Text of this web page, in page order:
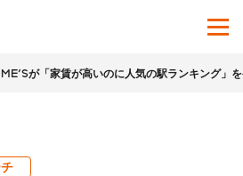
が「家賃が高いのに人気の駅ランキング」